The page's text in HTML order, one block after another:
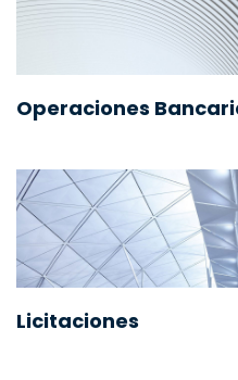
Operaciones
Licitaciones